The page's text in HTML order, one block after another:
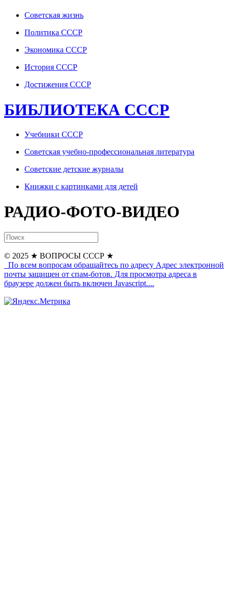
Советская жизнь
Политика СССР
Экономика СССР
История СССР
Достижения СССР
БИБЛИОТЕКА СССР
Учебники СССР
Советская учебно-профессиональная литература
Советские детские журналы
Книжки с картинками для детей
РАДИО-ФОТО-ВИДЕО
© 2025 ★ ВОПРОСЫ СССР ★
По всем вопросам обращайтесь по адресу Адрес электронной
почты защищен от спам-ботов. Для просмотра адреса в
браузере должен быть включен Javascript....